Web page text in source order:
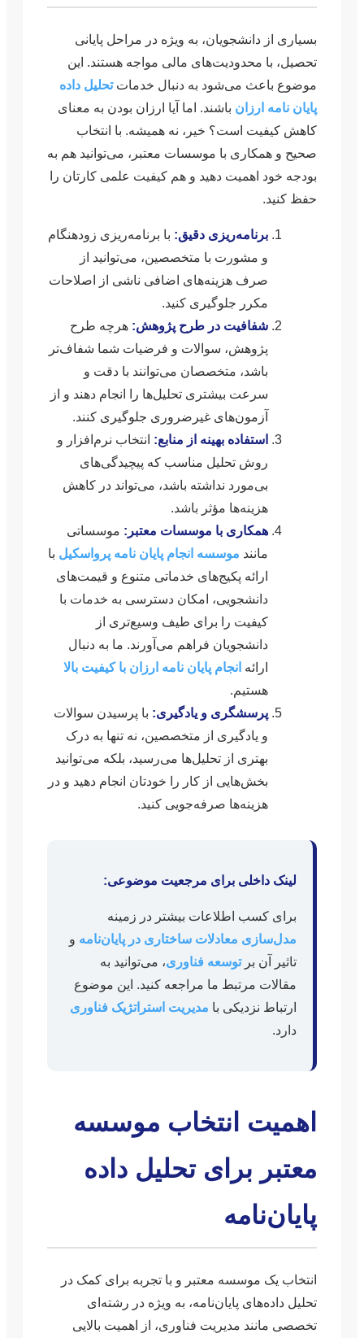
بسیاری از دانشجویان، به ویژه در مراحل پایانی
تحصیل، با محدودیت‌های مالی مواجه هستند. این
موضوع باعث می‌شود به دنبال خدماتتحلیل داده
پایان نامه ارزان باشند. اما آیا ارزان بودن به معنای
کاهش کیفیت است؟ خیر، نه همیشه. با انتخاب
صحیح و همکاری با موسسات معتبر، می‌توانید هم به
بودجه خود اهمیت دهید و هم کیفیت علمی کارتان را
حفظ کنید.
برنامه‌ریزی دقیق: با برنامه‌ریزی زودهنگام
و مشورت با متخصصین، می‌توانید از
صرف هزینه‌های اضافی ناشی از اصلاحات
مکرر جلوگیری کنید.
شفافیت در طرح پژوهش: هرچه طرح
پژوهش، سوالات و فرضیات شما شفاف‌تر
باشد، متخصصان می‌توانند با دقت و
سرعت بیشتری تحلیل‌ها را انجام دهند و از
آزمون‌های غیرضروری جلوگیری کنند.
استفاده بهینه از منابع: انتخاب نرم‌افزار و
روش تحلیل مناسب که پیچیدگی‌های
بی‌مورد نداشته باشد، می‌تواند در کاهش
هزینه‌ها مؤثر باشد.
همکاری با موسسات معتبر: موسساتی
مانند موسسه انجام پایان نامه پرواسکیل با
ارائه پکیج‌های خدماتی متنوع و قیمت‌های
دانشجویی، امکان دسترسی به خدمات با
کیفیت را برای طیف وسیع‌تری از
دانشجویان فراهم می‌آورند. ما به دنبال
ارائه انجام پایان نامه ارزان با کیفیت بالا
هستیم.
پرسشگری و یادگیری: با پرسیدن سوالات
و یادگیری از متخصصین، نه تنها به درک
بهتری از تحلیل‌ها می‌رسید، بلکه می‌توانید
بخش‌هایی از کار را خودتان انجام دهید و در
هزینه‌ها صرفه‌جویی کنید.
لینک داخلی برای مرجعیت موضوعی:
برای کسب اطلاعات بیشتر در زمینه
مدل‌سازی معادلات ساختاری در پایان‌نامه و
تاثیر آن برتوسعه فناوری، می‌توانید به
مقالات مرتبط ما مراجعه کنید. این موضوع
ارتباط نزدیکی با مدیریت استراتژیک فناوری
دارد.
اهمیت انتخاب موسسه
معتبر برای تحلیل داده
پایان‌نامه
انتخاب یک موسسه معتبر و با تجربه برای کمک در
تحلیل داده‌های پایان‌نامه، به ویژه در رشته‌ای
تخصصی مانند مدیریت فناوری، از اهمیت بالایی